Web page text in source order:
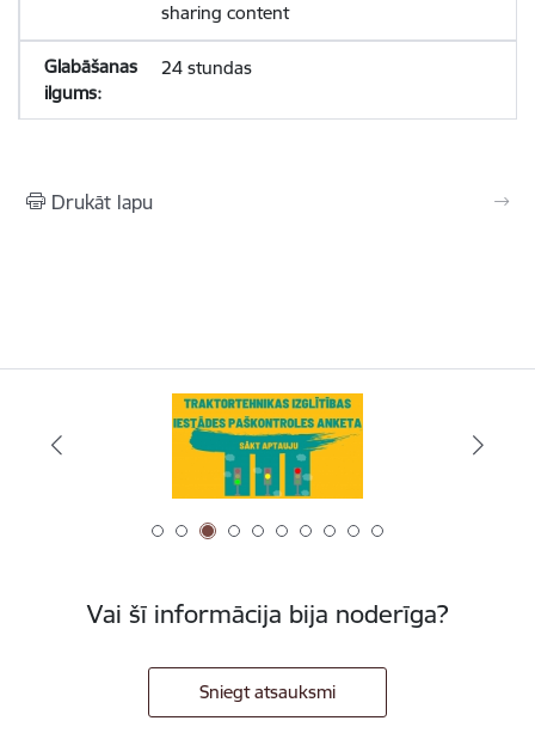
sharing content
24 stundas
Drukāt lapu
Vai šī informācija bija noderīga?
Sniegt atsauksmi